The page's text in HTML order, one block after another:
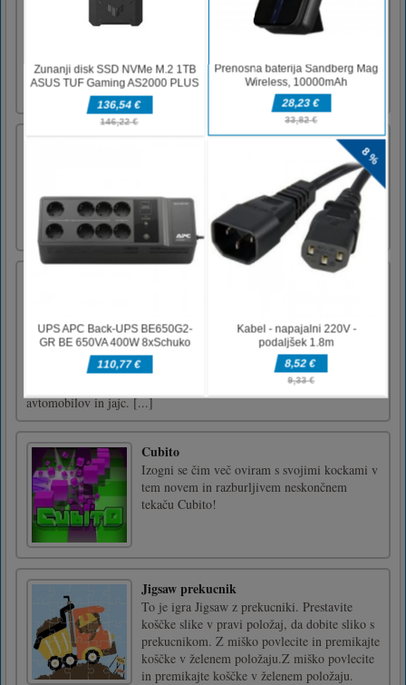
Are you crazy fans of teamwork style game
and fire & ice style game? Fall in love
childhood ? This game made for you. Red boy
(Fireboy) and his lover (blue girl - Watergirl) who go with him is a
puzzle adventure game for two players. It's a [...]
Igra Mahjong Connect za noč čarovnic. Dve
isti sliki za noč čarovnic povežite s potjo, ki
nima več kot dveh vogalov 90 stopinj.
jajce na potovanje okoli sveta. Toda na vaši
poti bo nekaj ovir, premagati morate težave,
da pridete do naslednjega mesta. Ne pozabite
zbirati kovancev za odklepanje novih
avtomobilov in jajc. [...]
Cubito
Izogni se čim več oviram s svojimi kockami v
tem novem in razburljivem neskončnem
tekaču Cubito!
Jigsaw prekucnik
To je igra Jigsaw z prekucniki. Prestavite
koščke slike v pravi položaj, da dobite sliko s
prekucnikom. Z miško povlecite in premikajte
koščke v želenem položaju.Z miško povlecite
in premikajte koščke v želenem položaju.